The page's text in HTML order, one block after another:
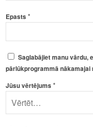
Epasts*
Saglabājiet manu vārdu,
pārlūkprogrammā
Jūsu vērtējums*